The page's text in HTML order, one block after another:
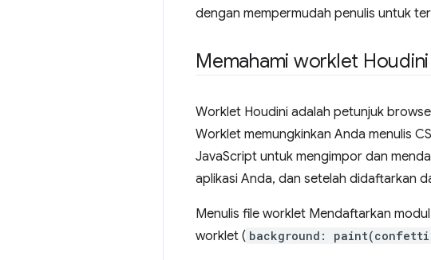
dengan mempermudah penulis untuk
Memahami worklet Houdini
Worklet Houdini adalah petunjuk
Worklet memungkinkan Anda menulis
JavaScript untuk mengimpor dan
aplikasi Anda, dan setelah didaftarkan
Menulis file worklet Mendaftarkan
worklet ( background: